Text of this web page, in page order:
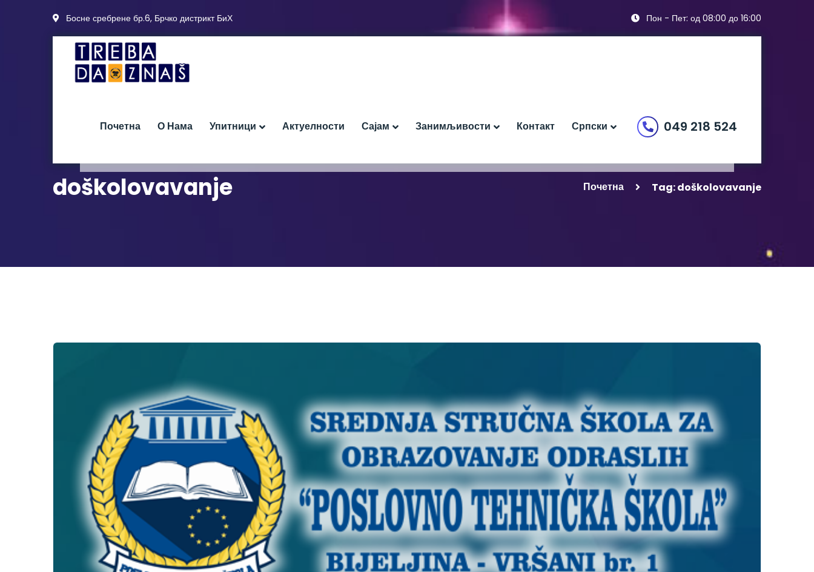
Босне сребрене бр.6, Брчко дистрикт БиХ Пон - Пет: од 08:00 до 16:00
Почетна О Нама Упитници Актуелности Сајам Занимљивости Контакт Српски 049 218 524
doškolovavanje Почетна Tag: doškolovavanje